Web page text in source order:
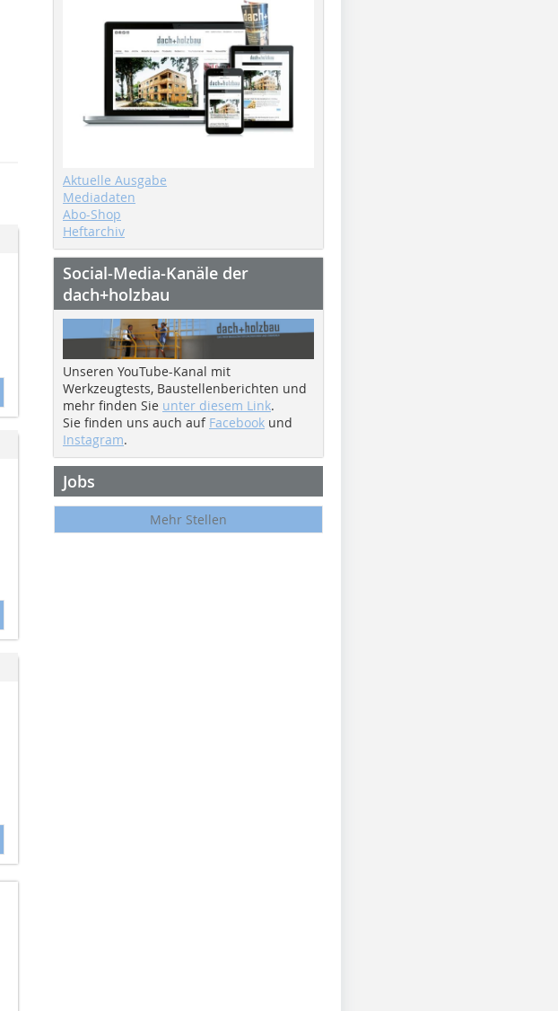
Aktuelle Ausgabe
Mediadaten
Abo-Shop
Heftarchiv
Social-Media-Kanäle der
dach+holzbau
Unseren YouTube-Kanal mit
Werkzeugtests, Baustellenberichten und
mehr finden Sie unter diesem Link.
Sie finden uns auch auf Facebook und
Instagram.
Jobs
Mehr Stellen